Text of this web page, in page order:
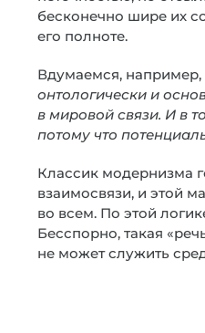
бесконечно шире их
его полноте.
Вдумаемся, например,
онтологически и
в мировой связи. И в
потому что
Классик модернизма
взаимосвязи, и этой
во всем. По этой
Бесспорно, такая
не может служить